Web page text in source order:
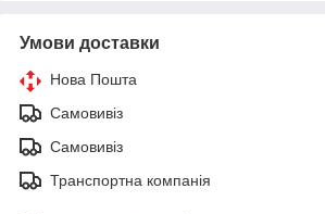
Умови доставки
Нова Пошта
Самовивіз
Самовивіз
Транспортна компанія